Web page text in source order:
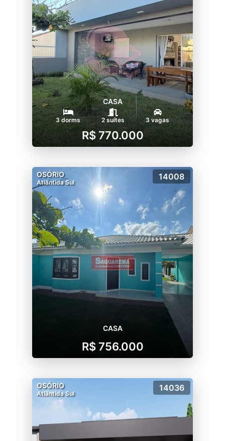
CASA
3 dorms 2 suítes 3 vagas
R$ 770.000
OSÓRIO
Atlântida Sul
14008
CASA
R$ 756.000
OSÓRIO
Atlântida Sul
14036